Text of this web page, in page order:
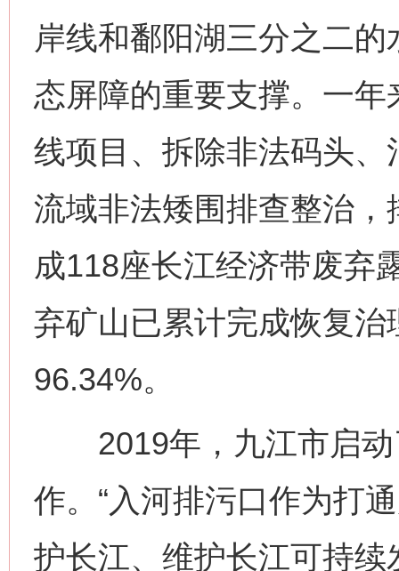
岸线和鄱阳湖三分之二
态屏障的重要支撑。一
线项目、拆除非法码头
流域非法矮围排查整治
成118座长江经济带废弃
弃矿山已累计完成恢复
96.34%。
2019年，九江市启动
作。“入河排污口作为打
护长江、维护长江可持续